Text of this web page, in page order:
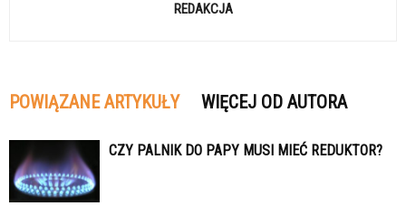
REDAKCJA
POWIĄZANE ARTYKUŁY WIĘCEJ OD AUTORA
CZY PALNIK DO PAPY MUSI MIEĆ REDUKTOR?